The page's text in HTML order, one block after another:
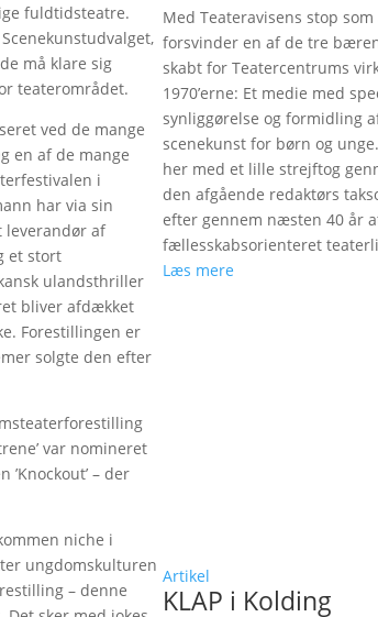
fuldtidsteatre.
må klare sig
teaterområdet.
ved de mange
en af de mange
i
har via sin
leverandør af
et stort
ulandsthriller
bliver afdækket
Forestillingen er
solgte den efter
var nomineret
– der
niche i
ungdomskulturen
– denne
Med Teateravisens stop
forsvinder en af de tre
skabt for Teatercentrums
1970’erne: Et medie med
synliggørelse og formidling
scenekunst for børn og
her med et lille strejftog
den afgående redaktørs
efter gennem næsten 40 år
fællesskabsorienteret
Læs mere
Artikel
KLAP i Kolding